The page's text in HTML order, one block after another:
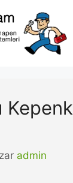
Kepenk
admin